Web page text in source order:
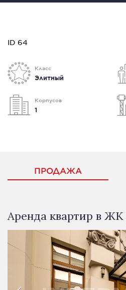
ID 64
Класс
Элитный
Корпусов
1
ПРОДАЖА
Аренда квартир в